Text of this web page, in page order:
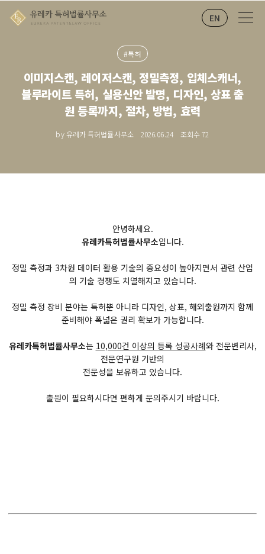
EN
#특허
이미지스캔, 레이저스캔, 정밀측정, 입체스캐너,
블루라이트 특허, 실용신안 발명, 디자인, 상표 출
원 등록까지, 절차, 방법, 효력
by 유레카 특허법률사무소 2026.06.24 조회수72
안녕하세요.
유레카특허법률사무소입니다.
정밀 측정과 3차원 데이터 활용 기술의 중요성이 높아지면서 관련 산업
의 기술 경쟁도 치열해지고 있습니다.
정밀 측정 장비 분야는 특허뿐 아니라 디자인, 상표, 해외출원까지 함께
준비해야 폭넓은 권리 확보가 가능합니다.
유레카특허법률사무소는 10,000건 이상의 등록 성공사례와 전문변리사,
전문연구원 기반의
전문성을 보유하고 있습니다.
출원이 필요하시다면 편하게 문의주시기 바랍니다.